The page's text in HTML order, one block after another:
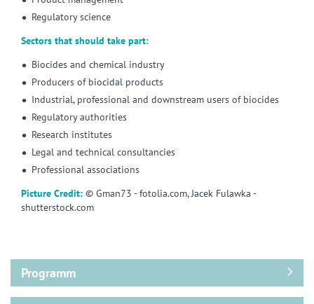
Regulatory science
Sectors that should take part:
Biocides and chemical industry
Producers of biocidal products
Industrial, professional and downstream users of biocides
Regulatory authorities
Research institutes
Legal and technical consultancies
Professional associations
Picture Credit: © Gman73 - fotolia.com, Jacek Fulawka -
shutterstock.com
Programm